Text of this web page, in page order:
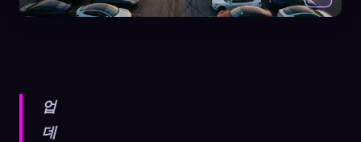
업
데